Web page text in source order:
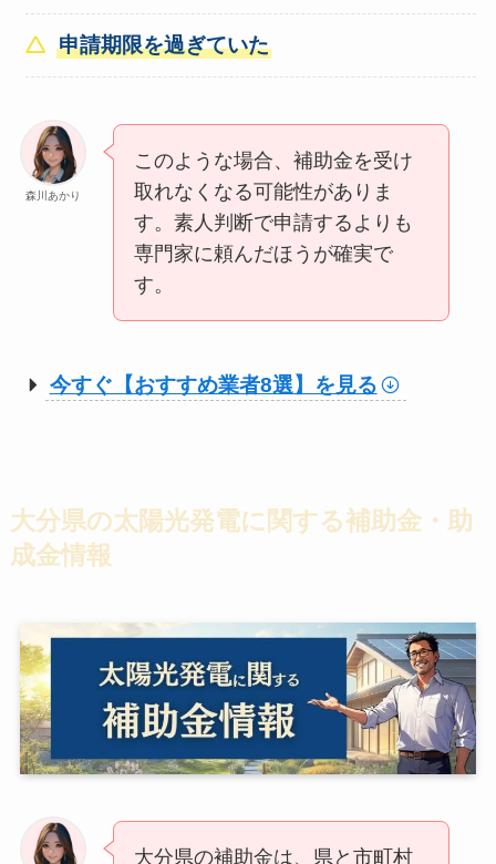
申請期限を過ぎていた
森川あかり
このような場合、補助金を受け
取れなくなる可能性がありま
す。素人判断で申請するよりも
専門家に頼んだほうが確実で
す。
今すぐ【おすすめ業者8選】を見る
大分県の太陽光発電に関する補助金・助
成金情報
大分県の補助金は、県と市町村